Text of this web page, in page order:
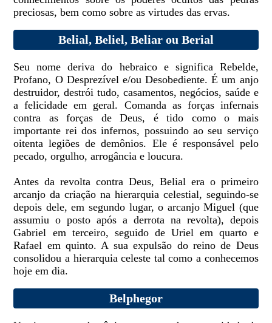
preciosas, bem como sobre as virtudes das ervas.
Belial, Beliel, Beliar ou Berial
Seu nome deriva do hebraico e significa Rebelde,
Profano, O Desprezível e/ou Desobediente. É um anjo
destruidor, destrói tudo, casamentos, negócios, saúde e
a felicidade em geral. Comanda as forças infernais
contra as forças de Deus, é tido como o mais
importante rei dos infernos, possuindo ao seu serviço
oitenta legiões de demônios. Ele é responsável pelo
pecado, orgulho, arrogância e loucura.
Antes da revolta contra Deus, Belial era o primeiro
arcanjo da criação na hierarquia celestial, seguindo-se
depois dele, em segundo lugar, o arcanjo Miguel (que
assumiu o posto após a derrota na revolta), depois
Gabriel em terceiro, seguido de Uriel em quarto e
Rafael em quinto. A sua expulsão do reino de Deus
consolidou a hierarquia celeste tal como a conhecemos
hoje em dia.
Belphegor